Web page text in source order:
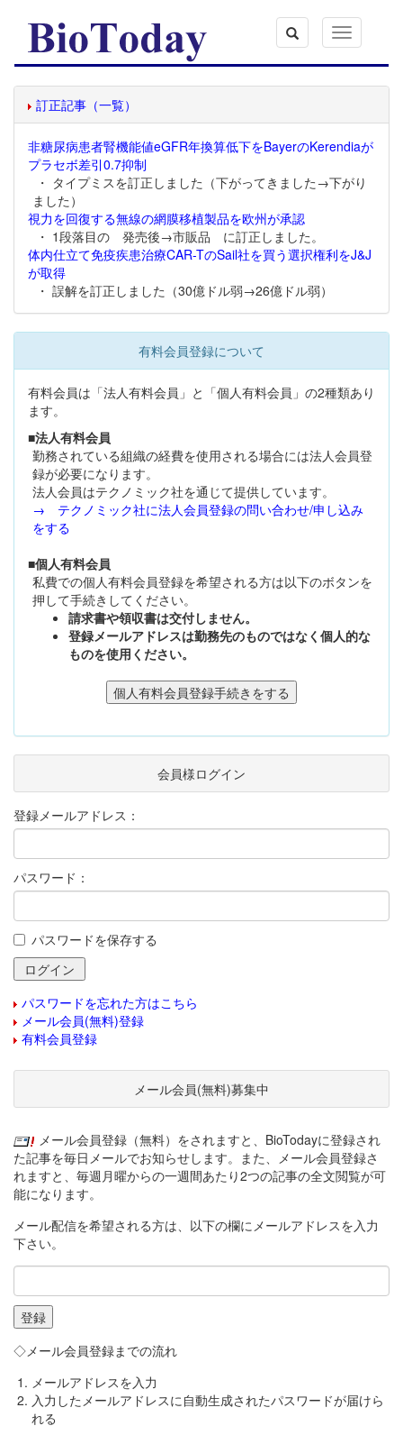
Toggle
navigation
訂正記事（一覧）
非糖尿病患者腎機能値eGFR年換算低下をBayerのKerendiaが
プラセボ差引0.7抑制
・ タイプミスを訂正しました（下がってきました→下がり
ました）
視力を回復する無線の網膜移植製品を欧州が承認
・ 1段落目の 発売後→市販品 に訂正しました。
体内仕立て免疫疾患治療CAR-TのSail社を買う選択権利をJ&J
が取得
・ 誤解を訂正しました（30億ドル弱→26億ドル弱）
有料会員登録について
有料会員は「法人有料会員」と「個人有料会員」の2種類あり
ます。
■法人有料会員
勤務されている組織の経費を使用される場合には法人会員登
録が必要になります。
法人会員はテクノミック社を通じて提供しています。
→ テクノミック社に法人会員登録の問い合わせ/申し込み
をする
■個人有料会員
私費での個人有料会員登録を希望される方は以下のボタンを
押して手続きしてください。
請求書や領収書は交付しません。
登録メールアドレスは勤務先のものではなく個人的な
ものを使用ください。
会員様ログイン
登録メールアドレス：
パスワード：
パスワードを保存する
パスワードを忘れた方はこちら
メール会員(無料)登録
有料会員登録
メール会員(無料)募集中
メール会員登録（無料）をされますと、BioTodayに登録され
た記事を毎日メールでお知らせします。また、メール会員登録さ
れますと、毎週月曜からの一週間あたり2つの記事の全文閲覧が可
能になります。
メール配信を希望される方は、以下の欄にメールアドレスを入力
下さい。
◇メール会員登録までの流れ
メールアドレスを入力
入力したメールアドレスに自動生成されたパスワードが届けら
れる